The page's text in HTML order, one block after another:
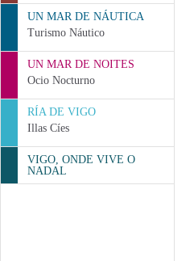
UN MAR DE NÁUTICA
Turismo Náutico
UN MAR DE NOITES
Ocio Nocturno
RÍA DE VIGO
Illas Cíes
VIGO, ONDE VIVE O
NADAL